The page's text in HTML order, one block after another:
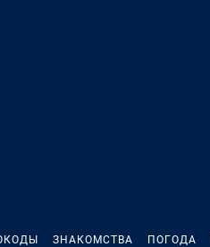
ЗНАКОМСТВА ПОГОДА